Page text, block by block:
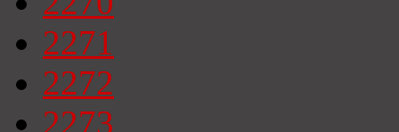
2271
2272
2273